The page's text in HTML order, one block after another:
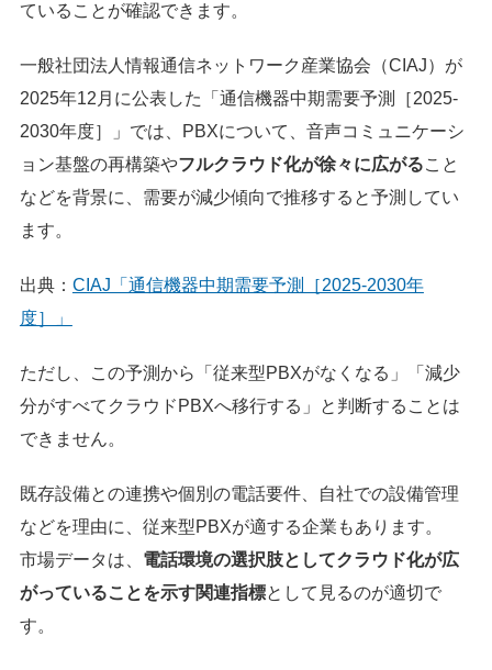
ていることが確認できます。
一般社団法人情報通信ネットワーク産業協会（CIAJ）が
2025年12月に公表した「通信機器中期需要予測［2025-
2030年度］」では、PBXについて、音声コミュニケーシ
ョン基盤の再構築やフルクラウド化が徐々に広がること
などを背景に、需要が減少傾向で推移すると予測してい
ます。
出典： CIAJ「通信機器中期需要予測［2025-2030年
度］」
ただし、この予測から「従来型PBXがなくなる」「減少
分がすべてクラウドPBXへ移行する」と判断することは
できません。
既存設備との連携や個別の電話要件、自社での設備管理
などを理由に、従来型PBXが適する企業もあります。
市場データは、 電話環境の選択肢としてクラウド化が広
がっていることを示す関連指標として見るのが適切で
す。